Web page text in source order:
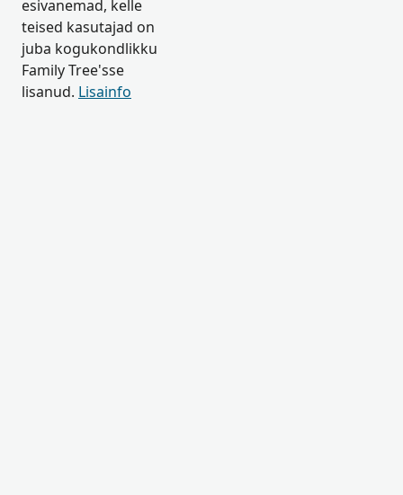
esivanemad, kelle
teised kasutajad on
juba kogukondlikku
Family Tree'sse
lisanud. Lisainfo